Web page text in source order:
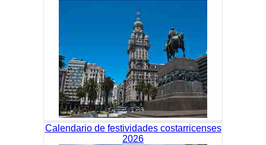
Calendario de festividades costarricenses
2026